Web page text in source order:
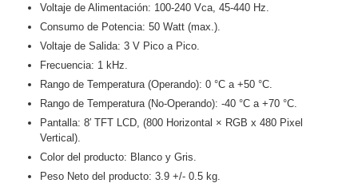
Network
Video
RecordersOcultas
-
Pinhole Profesionales
-
CajaPTZ TérmicasWiFi
/ 4G /
Inalámbricas
Voltaje de Alimentación: 100-240 Vca, 45-440 Hz.
Consumo de Potencia: 50 Watt (max.).
Voltaje de Salida: 3 V Pico a Pico.
Frecuencia: 1 kHz.
Rango de Temperatura (Operando): 0 °C a +50 °C.
Rango de Temperatura (No-Operando): -40 °C a +70 °C.
Pantalla: 8′ TFT LCD, (800 Horizontal × RGB x 480 Pixel
Vertical).
Color del producto: Blanco y Gris.
Peso Neto del producto: 3.9 +/- 0.5 kg.